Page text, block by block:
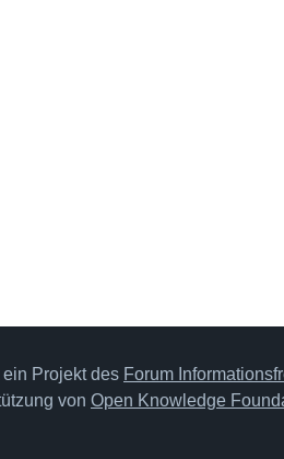
Projekt des Forum
von Open Knowledge